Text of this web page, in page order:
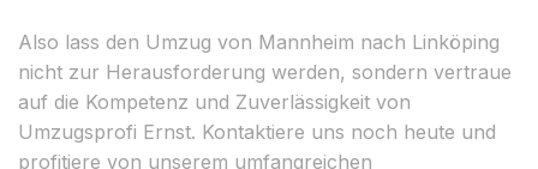
Also lass den Umzug von Mannheim nach Linköping
nicht zur Herausforderung werden, sondern vertraue
auf die Kompetenz und Zuverlässigkeit von
Umzugsprofi Ernst. Kontaktiere uns noch heute und
profitiere von unserem umfangreichen